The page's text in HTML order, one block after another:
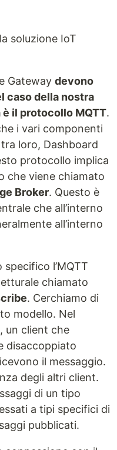
soluzione IoT
Gateway devono
caso della nostra
il protocollo MQTT.
i vari componenti
loro, Dashboard
protocollo implica
che viene chiamato
Broker. Questo è
che all’interno
all’interno
l’MQTT
chiamato
. Cerchiamo di
modello. Nel
un client che
disaccoppiato
il messaggio.
degli altri client.
di un tipo
a tipi specifici di
pubblicati.